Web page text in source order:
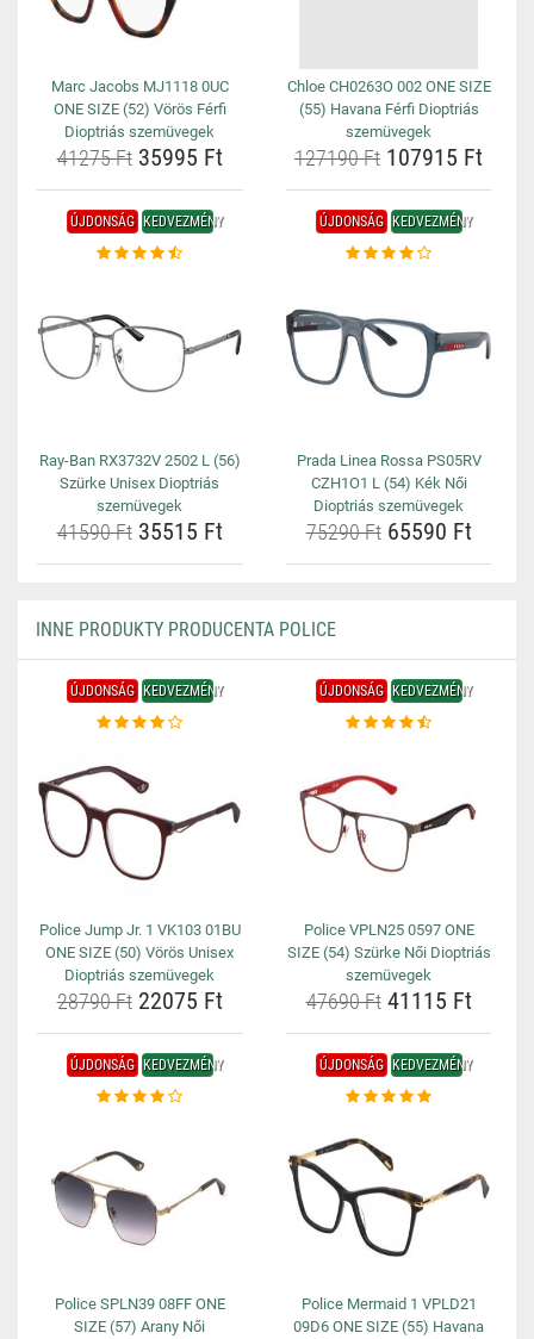
Marc Jacobs MJ1118 0UC
ONE SIZE (52) Vörös Férfi
Dioptriás szemüvegek
41275 Ft35995 Ft
Chloe CH0263O 002 ONE SIZE
(55) Havana Férfi Dioptriás
szemüvegek
127190 Ft 107915 Ft
ÚJDONSÁG KEDVEZMÉNY
Ray-Ban RX3732V 2502 L (56)
Szürke Unisex Dioptriás
szemüvegek
41590 Ft35515 Ft
ÚJDONSÁG KEDVEZMÉNY
Prada Linea Rossa PS05RV
CZH1O1 L (54) Kék Női
Dioptriás szemüvegek
75290 Ft65590 Ft
INNE PRODUKTY PRODUCENTA POLICE
ÚJDONSÁG KEDVEZMÉNY
Police Jump Jr. 1 VK103 01BU
ONE SIZE (50) Vörös Unisex
Dioptriás szemüvegek
28790 Ft22075 Ft
ÚJDONSÁG KEDVEZMÉNY
Police VPLN25 0597 ONE
SIZE (54) Szürke Női Dioptriás
szemüvegek
47690 Ft41115 Ft
ÚJDONSÁG KEDVEZMÉNY
Police SPLN39 08FF ONE
SIZE (57) Arany Női
ÚJDONSÁG KEDVEZMÉNY
Police Mermaid 1 VPLD21
09D6 ONE SIZE (55) Havana